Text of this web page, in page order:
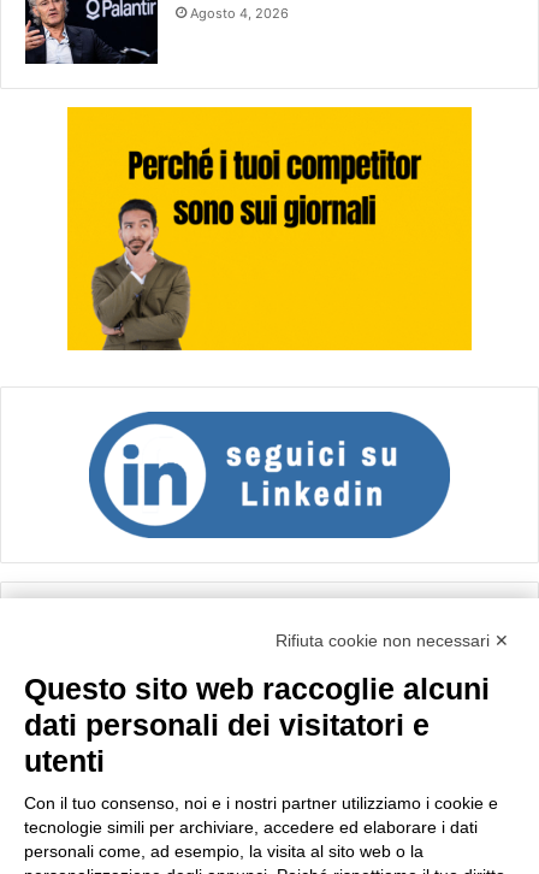
Agosto 4, 2026
Importo netto (€):
Rifiuta cookie non necessari ✕
Questo sito web raccoglie alcuni
dati personali dei visitatori e
utenti
Con il tuo consenso, noi e i nostri partner utilizziamo i cookie e
tecnologie simili per archiviare, accedere ed elaborare i dati
personali come, ad esempio, la visita al sito web o la